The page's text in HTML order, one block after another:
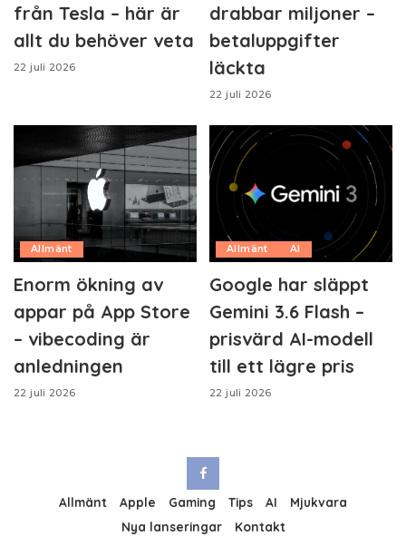
från Tesla – här är
allt du behöver veta
22 juli 2026
drabbar miljoner –
betaluppgifter
läckta
22 juli 2026
Allmänt
Enorm ökning av
appar på App Store
– vibecoding är
anledningen
22 juli 2026
Allmänt AI
Google har släppt
Gemini 3.6 Flash –
prisvärd AI-modell
till ett lägre pris
22 juli 2026
Allmänt Apple Gaming Tips AI
Mjukvara
Nya lanseringar
Kontakt